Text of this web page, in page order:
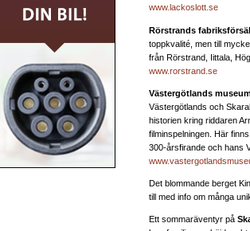
www.lackoslott.se
Rörstrands
toppkvalité, men till
från Rörstrand, Iittala,
www.rorstrand.se
Västergötlands
Västergötlands och
historien kring riddaren
filminspelningen. Här
300-årsfirande och hans
Det blommande berget
till med info om många
Ett sommaräventyr på